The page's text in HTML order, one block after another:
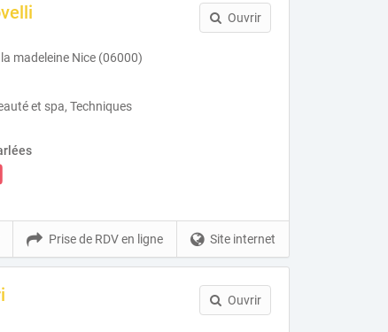
madeleine Nice (06000)
et spa, Techniques
Ouvrir
Site internet
Prise de RDV en ligne
Ouvrir